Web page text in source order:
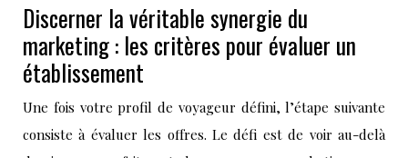
Discerner la véritable synergie du
marketing : les critères pour évaluer un
établissement
Une fois votre profil de voyageur défini, l’étape suivante
consiste à évaluer les offres. Le défi est de voir au-delà